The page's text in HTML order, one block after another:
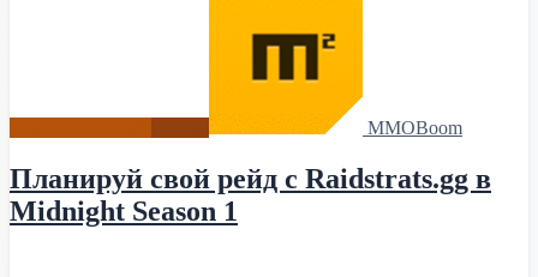
MMOBoom
Планируй свой рейд с Raidstrats.gg в
Midnight Season 1